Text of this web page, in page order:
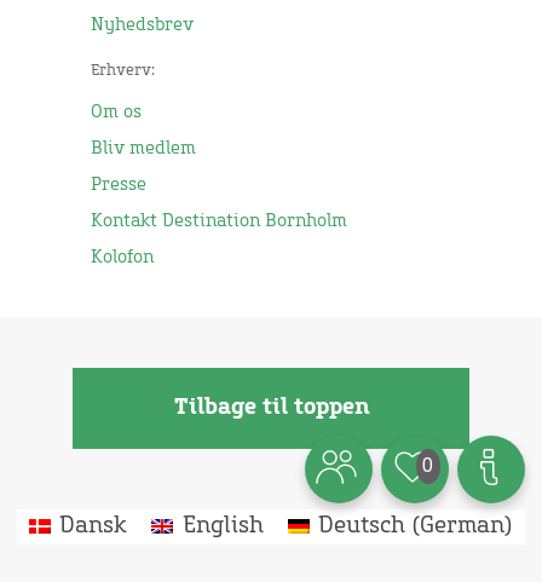
Nyhedsbrev
Erhverv:
Om os
Bliv medlem
Presse
Kontakt Destination Bornholm
Kolofon
Tilbage til toppen
0
Dansk English Deutsch(German)